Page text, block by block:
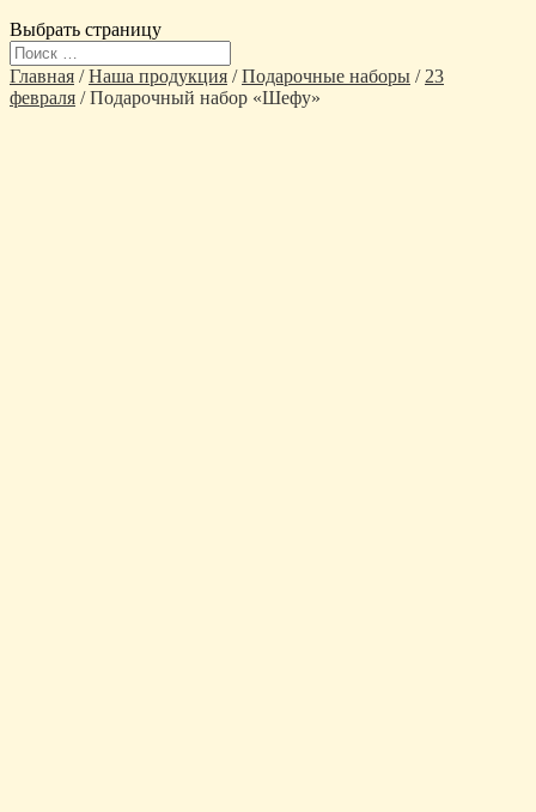
Выбрать страницу
Главная /Наша продукция /Подарочные наборы / 23
февраля / Подарочный набор «Шефу»